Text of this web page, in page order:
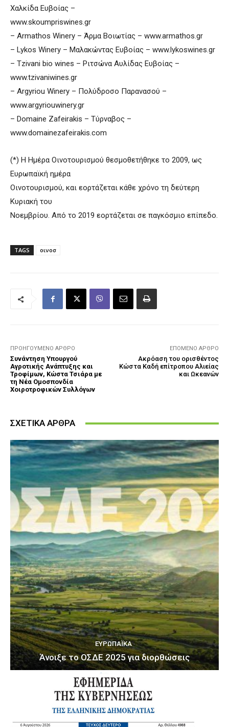
Χαλκίδα Ευβοίας –
www.skoumpriswines.gr
– Armathos Winery – Άρμα Βοιωτίας – www.armathos.gr
– Lykos Winery – Μαλακώντας Ευβοίας – www.lykoswines.gr
– Tzivani bio wines – Ριτσώνα Αυλίδας Ευβοίας –
www.tzivaniwines.gr
– Argyriou Winery – Πολύδροσο Παρανασού –
www.argyriouwinery.gr
– Domaine Zafeirakis – Τύρναβος –
www.domainezafeirakis.com
(*) Η Ημέρα Οινοτουρισμού θεσμοθετήθηκε το 2009, ως
Ευρωπαϊκή ημέρα
Οινοτουρισμού, και εορτάζεται κάθε χρόνο τη δεύτερη
Κυριακή του
Νοεμβρίου. Από το 2019 εορτάζεται σε παγκόσμιο επίπεδο.
TAGS οινοσ
ΠΡΟΗΓΟΎΜΕΝΟ ΆΡΘΡΟ
Συνάντηση Υπουργού
Αγροτικής Ανάπτυξης και
Τροφίμων, Κώστα Τσιάρα με
τη Νέα Ομοσπονδία
Χοιροτροφικών Συλλόγων
ΕΠΌΜΕΝΟ ΆΡΘΡΟ
Ακρόαση του ορισθέντος
Κώστα Καδή επίτροπου Αλιείας
και Ωκεανών
ΣΧΕΤΙΚΑ ΑΡΘΡΑ
ΕΥΡΩΠΑΪΚΆ
Άνοιξε το ΟΣΔΕ 2025 για διορθώσεις